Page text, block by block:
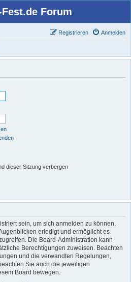
Forum
Anmelden
Registrieren
dieser Sitzung verbergen
sein, um sich anmelden zu können.
erledigt und ermöglicht es
Die Board-Administration kann
Berechtigungen zuweisen. Beachten
und die verwandten Regelungen,
Sie auch die jeweiligen
Board bewegen.